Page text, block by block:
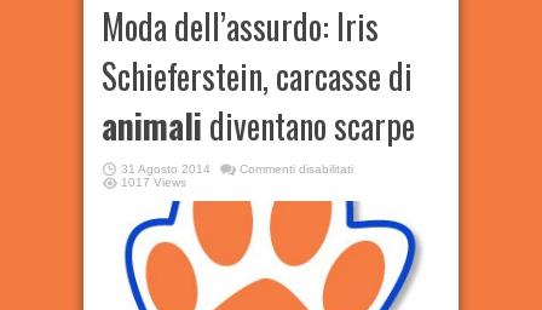
Moda dell’assurdo: Iris
Schieferstein, carcasse di
animalidiventano scarpe
31 Agosto 2014 Commenti disabilitatisu
Iris
Schieferstein,
carcasse
di
animali
diventano
scarpe
1017 Views